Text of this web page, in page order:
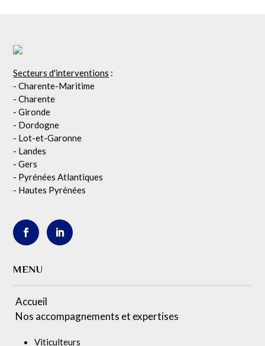
Secteurs d'interventions :
- Charente-Maritime
- Charente
- Gironde
- Dordogne
- Lot-et-Garonne
- Landes
- Gers
- Pyrénées Atlantiques
- Hautes Pyrénées
MENU
Accueil
Nos accompagnements et expertises
Viticulteurs